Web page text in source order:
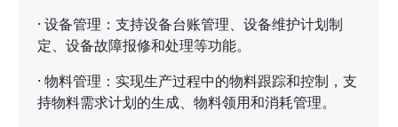
·设备管理：支持设备台账管理、设备维护计划制
定、设备故障报修和处理等功能。
·物料管理：实现生产过程中的物料跟踪和控制，支
持物料需求计划的生成、物料领用和消耗管理。